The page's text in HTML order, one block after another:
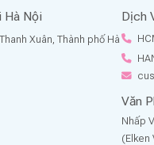
Hà Nội
Xuân, Thành phố Hà
Dịch
Văn
Nhấp
(Elken